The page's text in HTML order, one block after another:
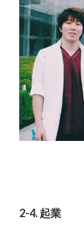
2-4. 起業